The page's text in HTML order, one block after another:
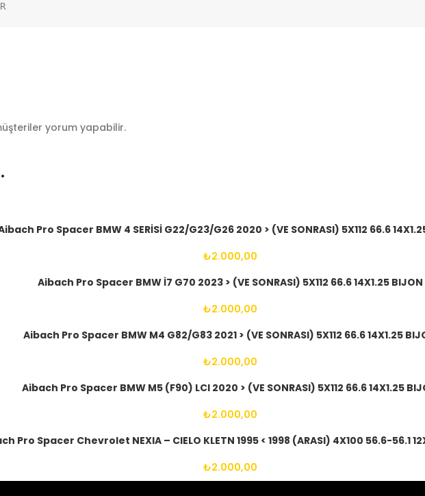
yorum yapabilir.
Pro Spacer BMW 4 SERİSİ G22/G23/G26 2020 > (VE SONRASI) 5X112 66.6
₺2.000,00
Aibach Pro Spacer BMW İ7 G70 2023 > (VE SONRASI) 5X112 66.6 14X1.25 BIJON
₺2.000,00
Aibach Pro Spacer BMW M4 G82/G83 2021 > (VE SONRASI) 5X112 66.6 14X1.25
₺2.000,00
Aibach Pro Spacer BMW M5 (F90) LCI 2020 > (VE SONRASI) 5X112 66.6 14X1.25
₺2.000,00
Pro Spacer Chevrolet NEXIA – CIELO KLETN 1995 < 1998 (ARASI) 4X100 56.6-56.1
₺2.000,00